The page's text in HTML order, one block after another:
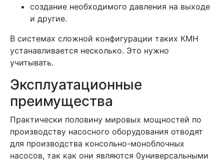
создание необходимого давления на выходе
и другие.
В системах сложной конфигурации таких КМН
устанавливается несколько. Это нужно
учитывать.
Эксплуатационные
преимущества
Практически половину мировых мощностей по
производству насосного оборудования отводят
для производства консольно-моноблочных
насосов, так как они являются 0универсальными